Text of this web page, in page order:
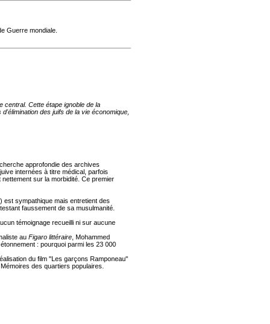
Guerre mondiale.
central. Cette étape ignoble de la
des juifs de la vie économique,
approfondie des archives
internées à titre médical, parfois
sur la morbidité. Ce premier
est sympathique mais entretient des
faussement de sa musulmanité.
témoignage recueilli ni sur aucune
au Figaro littéraire , Mohammed
: pourquoi parmi les 23 000
du film "Les garçons Ramponeau"
des quartiers populaires.